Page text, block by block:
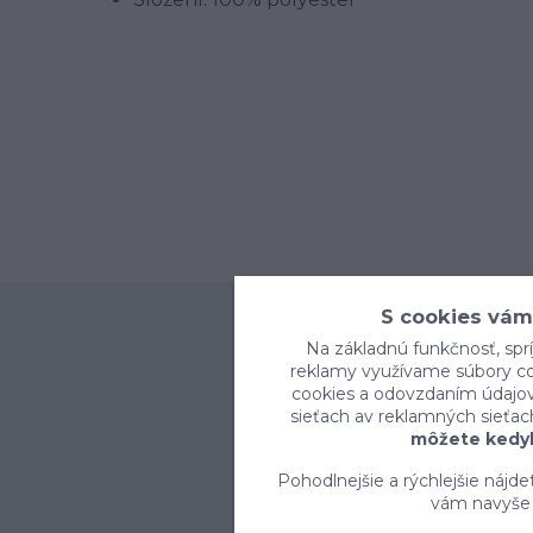
S cookies
Na základnú funkčnosť,
reklamy využívame súbory
cookies a odovzdaním
sieťach av reklamných
môžete
Pohodlnejšie a rýchlejšie
vám